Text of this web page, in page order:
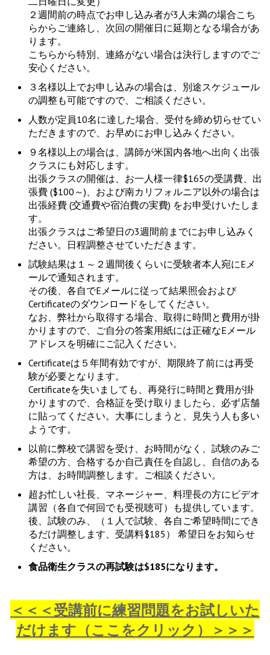
２週間前の時点でお申し込み者が3人未満の場合こち
らからご連絡し、次回の開催日に延期となる場合があ
ります。
こちらから特別、連絡がない場合は決行しますのでご
安心ください。
３名様以上でお申し込みの場合は、別途スケジュール
の調整も可能ですので、ご相談ください。
人数が定員10名に達した場合、受付を締め切らせてい
ただきますので、お早めにお申し込みください。
９名様以上の場合は、講師が米国内各地へ出向く出張
クラスにも対応します。
出張クラスの開催は、お一人様一律$165の受講費、出
張費 ($100～)、および南カリフォルニア以外の場合は
出張経費 (交通費や宿泊費の実費) をお申受けいたしま
す。
出張クラスはご希望日の3週間前までにお申し込みく
ださい。日程調整させていただきます。
試験結果は１～２週間後くらいに受験者本人宛にEメ
ールで通知されます。
その後、各自でEメールに従って結果照会および
Certificateのダウンロードをしてください。
なお、弊社から取得する場合、取得に時間と費用が掛
かりますので、ご自分の答案用紙には正確なEメール
アドレスを明確にご記入ください。
Certificateは５年間有効ですが、期限終了前には再受
験が必要となります。
Certificateを失いましても、再発行に時間と費用が掛
かりますので、合格証を受け取りましたら、必ず店舗
に貼ってください。大事にしまうと、見失う人も多い
ようです。
以前に弊校で講習を受け、お時間がなく、試験のみご
希望の方、合格するか自己責任を自認し、自信のある
方は、お時間調整します。ご相談ください。
超お忙しい社長、マネージャー、料理長の方にビデオ
講習（各自で何回でも受視聴可）も提供しています。
後、試験のみ、（１人で試験、各自ご希望時間にでき
るだけ調整します、受講料$185） 希望日をお知らせ
ください。
食品衛生クラスの再試験は$185になります。
＜＜＜受講前に練習問題をお試しいた
だけます（ここをクリック）＞＞＞